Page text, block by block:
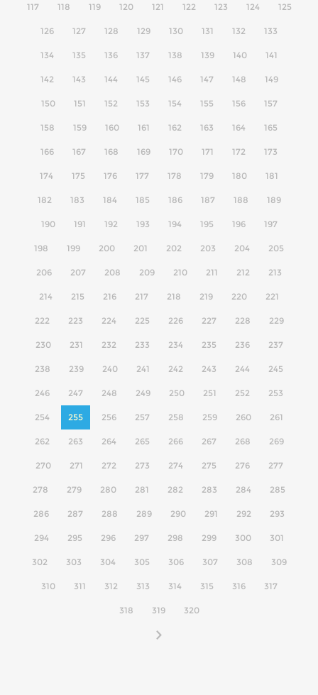
117 118 119 120 121 122 123 124 125
126 127 128 129 130 131 132 133
134 135 136 137 138 139 140 141
142 143 144 145 146 147 148 149
150 151 152 153 154 155 156 157
158 159 160 161 162 163 164 165
166 167 168 169 170 171 172 173
174 175 176 177 178 179 180 181
182 183 184 185 186 187 188 189
190 191 192 193 194 195 196 197
198 199 200 201 202 203 204 205
206 207 208 209 210 211 212 213
214 215 216 217 218 219 220 221
222 223 224 225 226 227 228 229
230 231 232 233 234 235 236 237
238 239 240 241 242 243 244 245
246 247 248 249 250 251 252 253
254 255 256 257 258 259 260 261
262 263 264 265 266 267 268 269
270 271 272 273 274 275 276 277
278 279 280 281 282 283 284 285
286 287 288 289 290 291 292 293
294 295 296 297 298 299 300 301
302 303 304 305 306 307 308 309
310 311 312 313 314 315 316 317
318 319 320